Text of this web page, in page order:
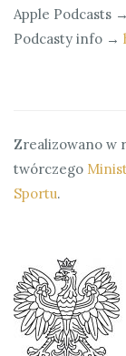
Apple Podcasts →
Podcasty info →
Zrealizowano w
twórczego
Sportu.